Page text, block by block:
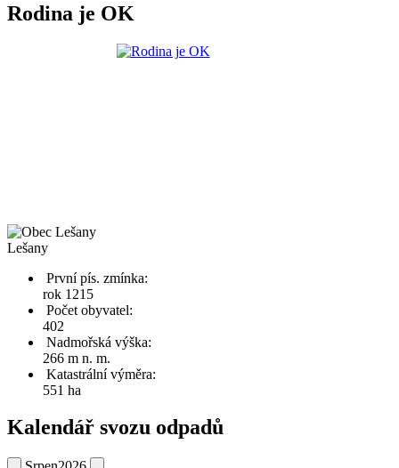
Rodina je OK
Lešany
První pís. zmínka:
rok 1215
Počet obyvatel:
402
Nadmořská výška:
266 m n. m.
Katastrální výměra:
551 ha
Kalendář svozu odpadů